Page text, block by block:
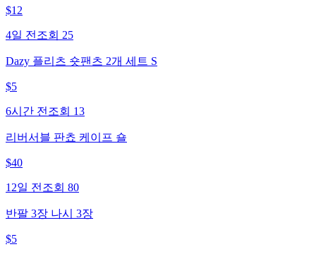
$12
4일 전 조회 25
Dazy 플리츠 숏팬츠 2개 세트 S
$5
6시간 전 조회 13
리버서블 판쵸 케이프 숄
$40
12일 전 조회 80
반팔 3장 나시 3장
$5